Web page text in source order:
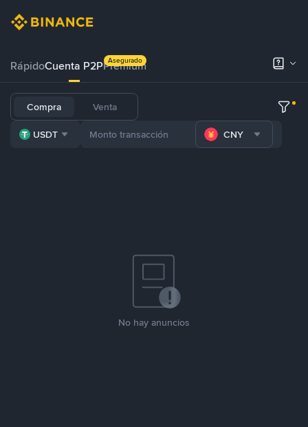
RápidoCuenta P2PPrémium
Asegurado
Compra Venta
USDT CNY
No hay anuncios